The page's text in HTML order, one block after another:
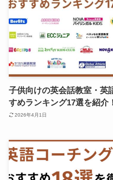
子供向けの英会話教室・英
すめランキング17選を紹介！
2026年4月1日